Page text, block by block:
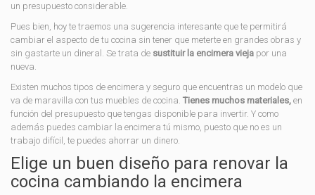
un presupuesto considerable.
Pues bien, hoy te traemos una sugerencia interesante que te permitirá
cambiar el aspecto de tu cocina sin tener que meterte en grandes obras y
sin gastarte un dineral. Se trata de sustituir la encimera vieja por una
nueva.
Existen muchos tipos de encimera y seguro que encuentras un modelo que
va de maravilla con tus muebles de cocina. Tienes muchos materiales, en
función del presupuesto que tengas disponible para invertir. Y como
además puedes cambiar la encimera tú mismo, puesto que no es un
trabajo difícil, te puedes ahorrar un dinero.
Elige un buen diseño para renovar la
cocina cambiando la encimera